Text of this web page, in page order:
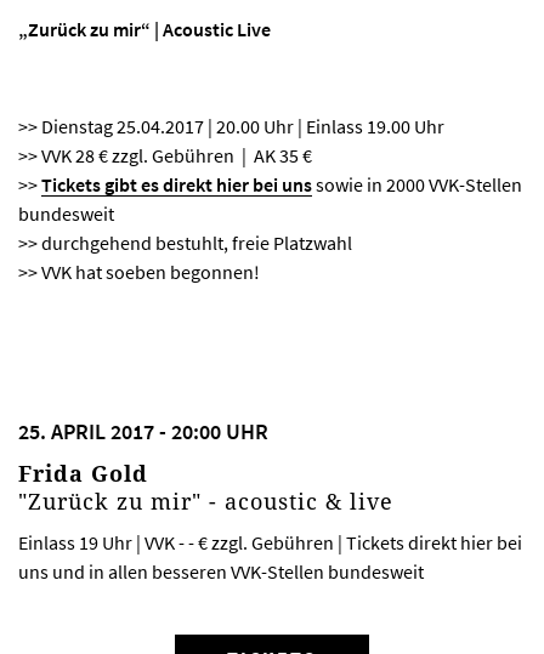
„Zurück zu mir“ | Acoustic Live
>> Dienstag 25.04.2017 | 20.00 Uhr | Einlass 19.00 Uhr
>> VVK 28 € zzgl. Gebühren | AK 35 €
>>Tickets gibt es direkt hier bei unssowie in 2000 VVK-Stellen
bundesweit
>> durchgehend bestuhlt, freie Platzwahl
>> VVK hat soeben begonnen!
25. APRIL 2017 - 20:00 UHR
Frida Gold
"Zurück zu mir" - acoustic & live
Einlass 19 Uhr | VVK - - € zzgl. Gebühren | Tickets direkt hier bei
uns und in allen besseren VVK-Stellen bundesweit